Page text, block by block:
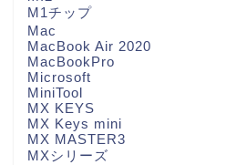
M1チップ
Mac
MacBook Air 2020
MacBookPro
Microsoft
MiniTool
MX KEYS
MX Keys mini
MX MASTER3
MXシリーズ